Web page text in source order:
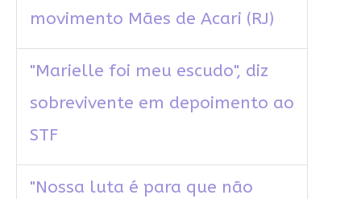
movimento Mães de Acari (RJ)
"Marielle foi meu escudo", diz
sobrevivente em depoimento ao
STF
"Nossa luta é para que não